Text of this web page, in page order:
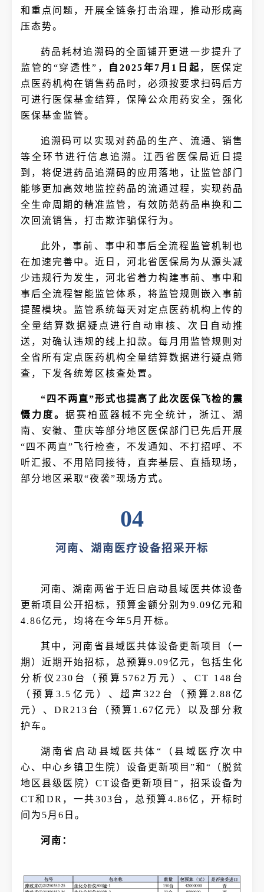
和重点问题，开展全链条打击治理，推动形成高
压态势。
药品耗材追溯码的全面铺开更进一步提升了
监管的“穿透性”，
自2025年7月1日起 ，医保定
点医药机构在销售药品时，必须按要求扫码后方
可进行医保基金结算，保障公众用药安全，强化
医保基金监管。
追溯码可以实现对药品的生产、流通、销售
等全环节进行信息追溯。江西省医保局近日提
到，将促进药品追溯码的应用落地，让监管部门
能够更加高效地监控药品的流通过程，实现药品
全生命周期的精准监管，有效防范药品串换和二
次回流销售，打击欺诈骗保行为。
此外，事前、事中和事后全流程监管机制也
在加速完善中。近日，河北省医保局为从源头减
少违规行为发生，河北省着力构建事前、事中和
事后全流程智能监管体系，将监管规则嵌入事前
提醒模块。监管系统每天对定点医药机构上传的
全量结算数据疑点进行自动审核、次日自动推
送，对确认违规的线上扣款。每月用监管规则对
全省所有定点医药机构全量结算数据进行疑点筛
查，下发各统筹区核查处置。
“四不两直”形式也提高了此次医保飞检的震
慑力度。 据赛柏蓝器械不完全统计，浙江、湖
南、安徽、重庆等部分地区医保部门已先后开展
“四不两直”飞行检查，不发通知、不打招呼、不
听汇报、不用陪同接待，直奔基层、直插现场，
部分地区采取“夜袭”现场方式。
04
河南、湖南医疗设备招采开标
河南、湖南两省于近日启动县域医共体设备
更新项目公开招标，预算金额分别为9.09亿元和
4.86亿元，均将在今年5月开标。
其中，河南省县域医共体设备更新项目（一
期）近期开始招标，总预算9.09亿元，包括生化
分析仪230台（预算5762万元）、CT 148台
（预算3.5亿元）、超声322台（预算2.88亿
元）、DR213台（预算1.67亿元）以及部分救
护车。
湖南省启动县域医共体“（县域医疗次中
心、中心乡镇卫生院）设备更新项目”和“（脱贫
地区县级医院）CT设备更新项目”，招采设备为
CT和DR，一共303台，总预算4.86亿，开标时
间为5月6日。
河南：